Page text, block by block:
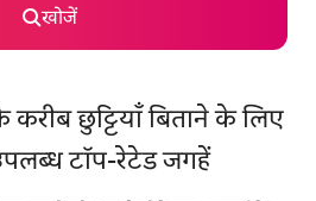
खोजें
करीब छुट्टियाँ बिताने के लिए
टॉप-रेटेड जगहें